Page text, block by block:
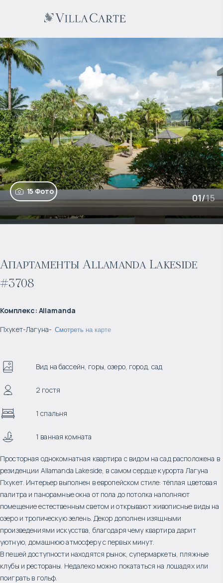
15 Фото
01/15
Апартаменты Allamanda Lakeside
#3708
Комплекс: Allamanda
Пхукет-Лагуна- Смотреть на карте
Вид на бассейн, горы, озеро, город, сад
2 гостя
1 спальня
1 ванная комната
Просторная однокомнатная квартира с видом на сад расположена в
резиденции Allamanda Lakeside, в самом сердце курорта Лагуна
Пхукет. Интерьер выполнен в европейском стиле: тёплая цветовая
палитра и панорамные окна от пола до потолка наполняют
помещение естественным светом и открывают живописные виды на
озеро и тропическую зелень. Декор дополнен изящными
произведениями искусства, благодаря чему квартира дарит
уютную, домашнюю атмосферу с первых минут.
В пешей доступности находятся рынок, супермаркеты, пляжные
клубы и рестораны. Недалеко можно покататься на лошадях или
поиграть в гольф.